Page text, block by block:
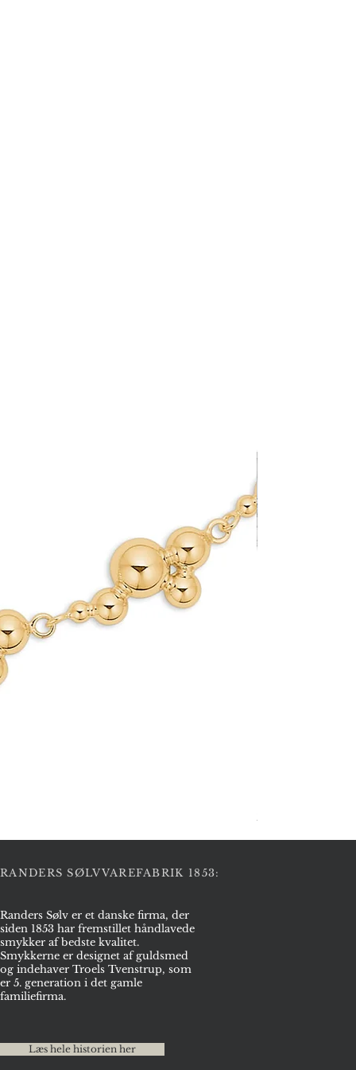
RANDERS SØLVVAREFABRIK 1853:
Randers Sølv er et danske firma, der
siden 1853 har fremstillet håndlavede
smykker af bedste kvalitet.
Smykkerne er designet af guldsmed
og indehaver Troels Tvenstrup, som
er 5. generation i det gamle
familiefirma.
Læs hele historien her